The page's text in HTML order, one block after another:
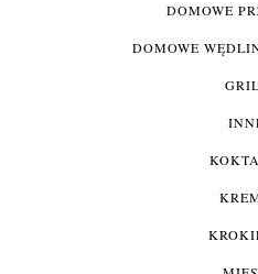
DOMOWE
DOMOWE